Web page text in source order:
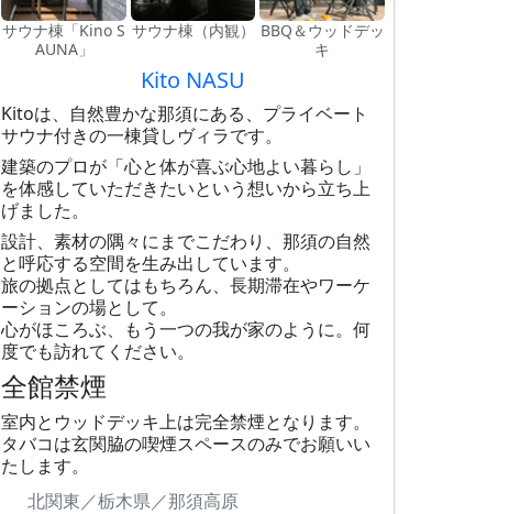
サウナ棟「Kino S
AUNA」
サウナ棟（内観）
BBQ＆ウッドデッ
キ
Kito NASU
Kitoは、自然豊かな那須にある、プライベート
サウナ付きの一棟貸しヴィラです。
建築のプロが「心と体が喜ぶ心地よい暮らし」
を体感していただきたいという想いから立ち上
げました。
設計、素材の隅々にまでこだわり、那須の自然
と呼応する空間を生み出しています。
旅の拠点としてはもちろん、長期滞在やワーケ
ーションの場として。
心がほころぶ、もう一つの我が家のように。何
度でも訪れてください。
全館禁煙
室内とウッドデッキ上は完全禁煙となります。
タバコは玄関脇の喫煙スペースのみでお願いい
たします。
北関東／栃木県／那須高原